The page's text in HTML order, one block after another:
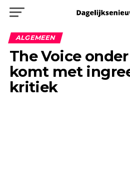
ALGEMEEN
The Voice
komt met
kritiek